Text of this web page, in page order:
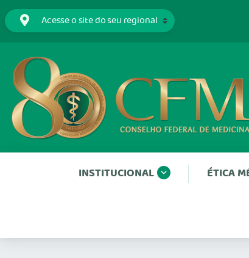
INSTITUCIONAL ÉTICA